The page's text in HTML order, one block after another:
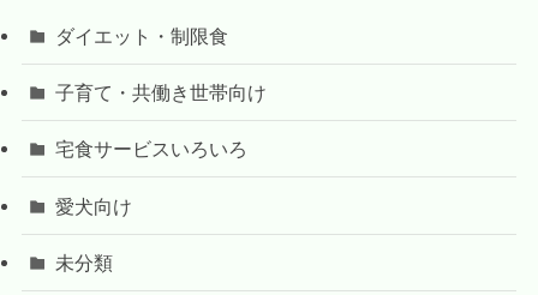
ダイエット・制限食
子育て・共働き世帯向け
宅食サービスいろいろ
愛犬向け
未分類